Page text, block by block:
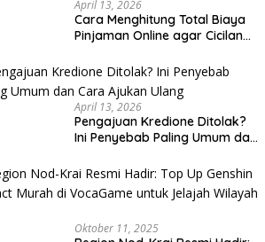
April 13, 2026
Cara Menghitung Total Biaya
Pinjaman Online agar Cicilan
April 13, 2026
Pengajuan Kredione Ditolak?
Ini Penyebab Paling Umum dan
Oktober 11, 2025